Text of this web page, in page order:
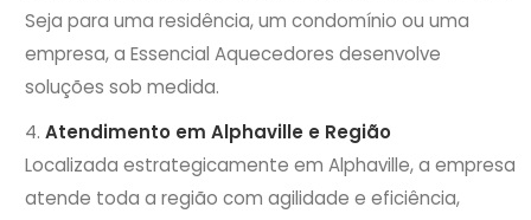
Seja para uma residência, um condomínio ou uma
empresa, a Essencial Aquecedores desenvolve
soluções sob medida.
Atendimento em Alphaville e Região
Localizada estrategicamente em Alphaville, a empresa
atende toda a região com agilidade e eficiência,